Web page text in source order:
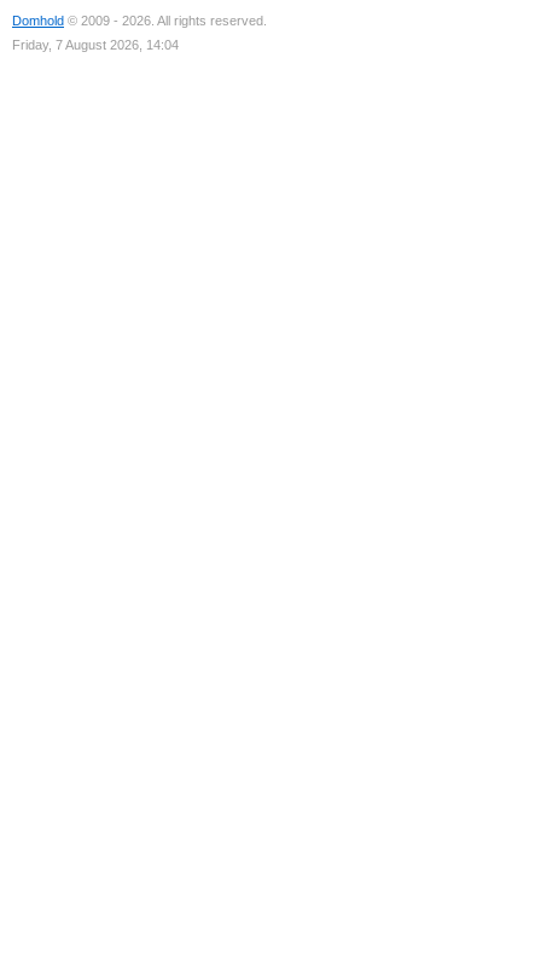
Domhold © 2009 - 2026. All rights reserved.
Friday, 7 August 2026, 14:04